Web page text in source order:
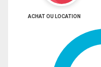
ACHAT OU LOCATION